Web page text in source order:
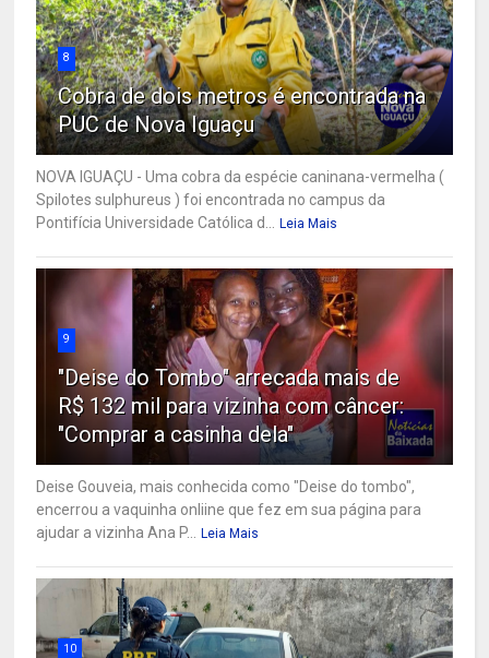
8
Cobra de dois metros é encontrada na
PUC de Nova Iguaçu
NOVA IGUAÇU - Uma cobra da espécie caninana-vermelha (
Spilotes sulphureus ) foi encontrada no campus da
Pontifícia Universidade Católica d...
Leia Mais
9
"Deise do Tombo" arrecada mais de
R$ 132 mil para vizinha com câncer:
"Comprar a casinha dela"
Deise Gouveia, mais conhecida como "Deise do tombo",
encerrou a vaquinha onliine que fez em sua página para
ajudar a vizinha Ana P...
Leia Mais
10